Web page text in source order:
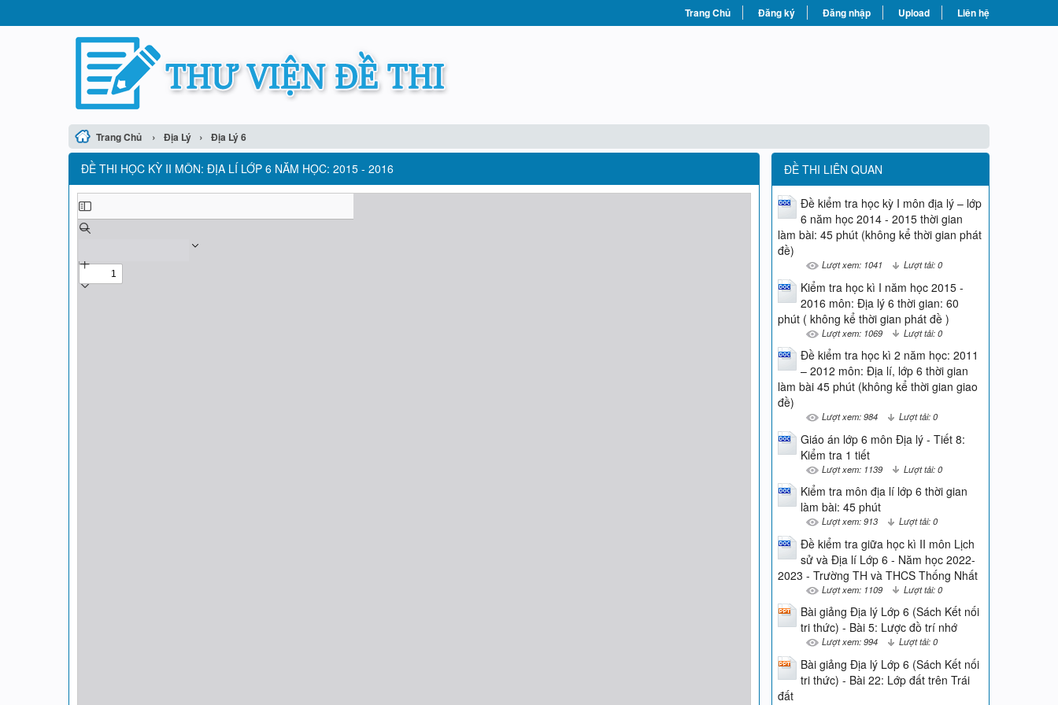
Trang Chủ Đăng ký Đăng nhập Upload Liên hệ
Trang Chủ › Địa Lý › Địa Lý 6
ĐỀ THI HỌC KỲ II MÔN: ĐỊA LÍ LỚP 6 NĂM HỌC: 2015 - 2016 ĐỀ THI LIÊN QUAN
Đề kiểm tra học kỳ I môn địa lý – lớp
6 năm học 2014 - 2015 thời gian
làm bài: 45 phút (không kể thời gian phát
đề)
Lượt xem: 1041 Lượt tải: 0
Kiểm tra học kì I năm học 2015 -
2016 môn: Địa lý 6 thời gian: 60
phút ( không kể thời gian phát đề )
Lượt xem: 1069 Lượt tải: 0
Đề kiểm tra học kì 2 năm học: 2011
– 2012 môn: Địa lí, lớp 6 thời gian
làm bài 45 phút (không kể thời gian giao
đề)
Lượt xem: 984 Lượt tải: 0
Giáo án lớp 6 môn Địa lý - Tiết 8:
Kiểm tra 1 tiết
Lượt xem: 1139 Lượt tải: 0
Kiểm tra môn địa lí lớp 6 thời gian
làm bài: 45 phút
Lượt xem: 913 Lượt tải: 0
Đề kiểm tra giữa học kì II môn Lịch
sử và Địa lí Lớp 6 - Năm học 2022-
2023 - Trường TH và THCS Thống Nhất
Lượt xem: 1109 Lượt tải: 0
Bài giảng Địa lý Lớp 6 (Sách Kết nối
tri thức) - Bài 5: Lược đồ trí nhớ
Lượt xem: 994 Lượt tải: 0
Bài giảng Địa lý Lớp 6 (Sách Kết nối
tri thức) - Bài 22: Lớp đất trên Trái
đất